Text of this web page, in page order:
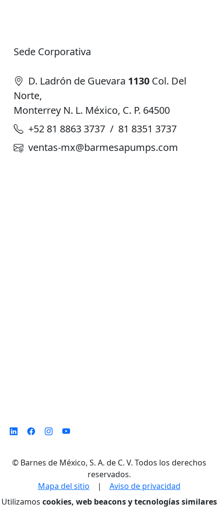
Sede Corporativa
D. Ladrón de Guevara 1130 Col. Del
Norte,
Monterrey N. L. México, C. P. 64500
+52 81 8863 3737 / 81 8351 3737
ventas-mx@barmesapumps.com
© Barnes de México, S. A. de C. V. Todos los derechos
reservados.
Mapa del sitio | Aviso de privacidad
Utilizamos cookies, web beacons y tecnologías similares